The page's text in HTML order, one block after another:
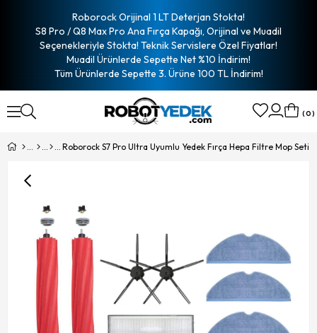
Roborock Orijinal 1 LT Deterjan Stokta!
S8 Pro / Q8 Max Pro Ana Fırça Kapağı, Orijinal ve Muadil
Seçenekleriyle Stokta! Teknik Servislere Özel Fiyatlar!
Muadil Ürünlerde Sepette Net %10 İndirim!
Tüm Ürünlerde Sepette 3. Ürüne 100 TL İndirim!
0
Roborock S7 Pro Ultra Uyumlu Yedek Fırça Hepa Filtre Mop Seti-